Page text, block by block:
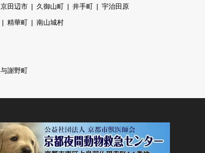
京田辺市 久御山町 井手町 宇治田原
精華町 南山城村
与謝野町